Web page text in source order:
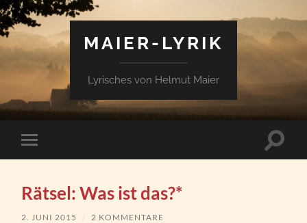
MAIER-LYRIK
Lyrisches von Helmut Maier
Mobile-
Menü
Rätsel: Was ist das?*
2. JUNI 2015 / 2 KOMMENTARE